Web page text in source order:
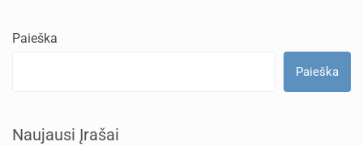
Paieška
Paieška
Naujausi Įrašai